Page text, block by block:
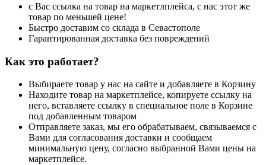
с Вас ссылка на товар на маркетлплейса, с нас этот же
товар по меньшей цене!
Быстро доставим со склада в Севастополе
Гарантированная доставка без повреждений
Как это работает?
Выбираете товар у нас на сайте и добавляете в Корзину
Находите товар на маркетплейсе, копируете ссылку на
него, вставляете ссылку в специальное поле в Корзине
под добавленным товаром
Отправляете заказ, мы его обрабатываем, связываемся с
Вами для согласования доставки и сообщаем
минимальную цену, согласно выбранной Вами цены на
маркетплейсе.